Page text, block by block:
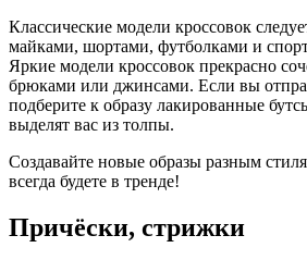
Классические модели кроссовок
майками, шортами, футболками и
Яркие модели кроссовок прекрасно
брюками или джинсами. Если вы
подберите к образу лакированные
выделят вас из толпы.
Создавайте новые образы разным
всегда будете в тренде!
Причёски, стрижки